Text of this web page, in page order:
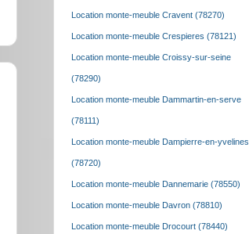
Location monte-meuble Cravent (78270)
Location monte-meuble Crespieres (78121)
Location monte-meuble Croissy-sur-seine
(78290)
Location monte-meuble Dammartin-en-serve
(78111)
Location monte-meuble Dampierre-en-yvelines
(78720)
Location monte-meuble Dannemarie (78550)
Location monte-meuble Davron (78810)
Location monte-meuble Drocourt (78440)